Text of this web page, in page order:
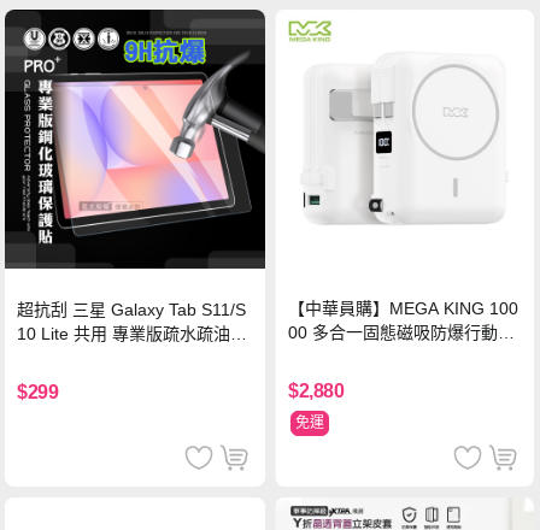
超抗刮 三星 Galaxy Tab S11/S
10 Lite 共用 專業版疏水疏油9H
$299
【中華員購】MEGA KING 100
00 多合一固態磁吸防爆行動電
$2,880
免運